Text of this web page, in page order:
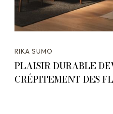
RIKA SUMO
PLAISIR DURABLE
CRÉPITEMENT DES